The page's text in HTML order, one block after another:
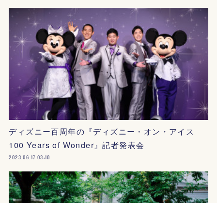
ディズニー百周年の『ディズニー・オン・アイス
100 Years of Wonder』記者発表会
2023.06.17 03:10